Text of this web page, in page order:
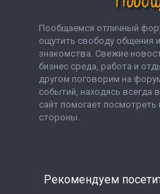
Пообщаемся отличный
ощутить свободу общения
знакомства. Свежие
бизнес среда, работа и
другом поговорим на
событий, находясь всегда
сайт помогает посмотреть
стороны.
Рекомендуем